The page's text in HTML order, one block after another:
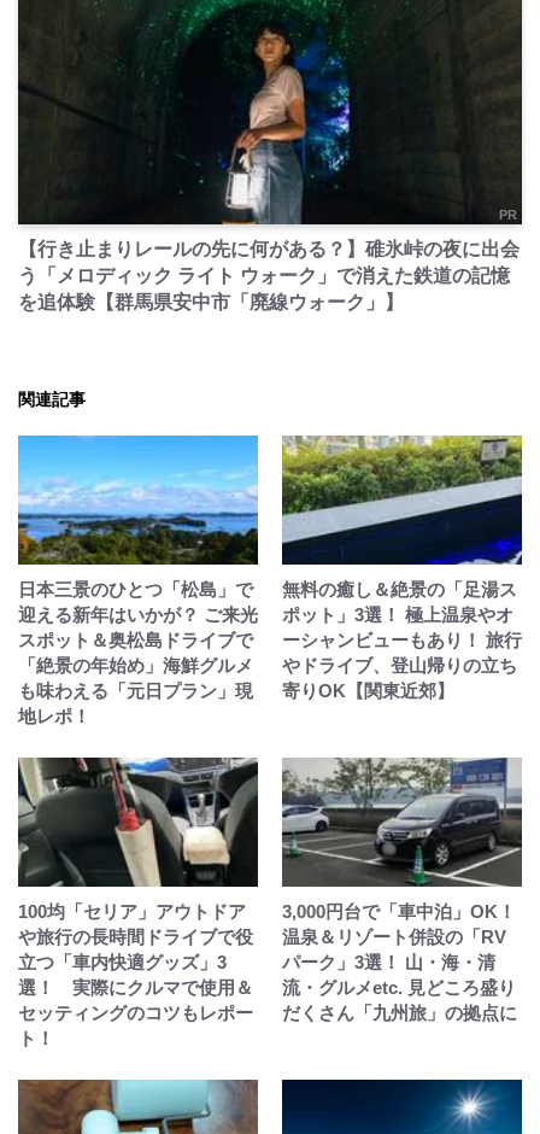
PR
【行き止まりレールの先に何がある？】碓氷峠の夜に出会
う「メロディック ライト ウォーク」で消えた鉄道の記憶
を追体験【群馬県安中市「廃線ウォーク」】
関連記事
日本三景のひとつ「松島」で
迎える新年はいかが？ ご来光
スポット＆奥松島ドライブで
「絶景の年始め」海鮮グルメ
も味わえる「元日プラン」現
地レポ！
無料の癒し＆絶景の「足湯ス
ポット」3選！ 極上温泉やオ
ーシャンビューもあり！ 旅行
やドライブ、登山帰りの立ち
寄りOK【関東近郊】
100均「セリア」アウトドア
や旅行の長時間ドライブで役
立つ「車内快適グッズ」3
選！ 実際にクルマで使用＆
セッティングのコツもレポー
ト！
3,000円台で「車中泊」OK！
温泉＆リゾート併設の「RV
パーク」3選！ 山・海・清
流・グルメetc. 見どころ盛り
だくさん「九州旅」の拠点に